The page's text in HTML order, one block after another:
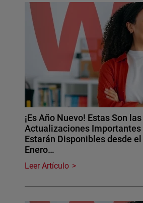
¡Es Año Nuevo! Estas Son las
Actualizaciones Importantes
Estarán Disponibles desde el
Enero…
Leer Artículo